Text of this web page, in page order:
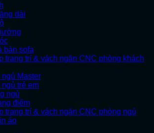
dài
bàn sofa
trang trí & vách ngăn CNC phòng khách
ngủ Master
ngủ trẻ em
ngủ
điểm
trang trí & vách ngăn CNC phòng ngủ
áo